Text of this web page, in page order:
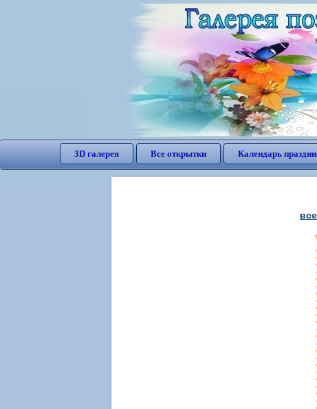
3D галерея Все открытки Календарь